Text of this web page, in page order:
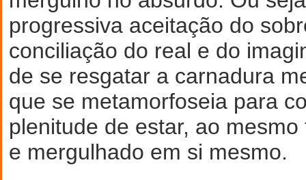
progressiva aceitação do
conciliação do real e do
de se resgatar a carnadura
que se metamorfoseia para
plenitude de estar, ao
e mergulhado em si mesmo.